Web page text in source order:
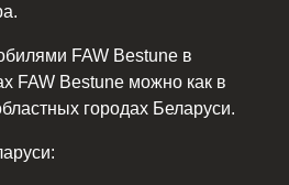
FAW Bestune в
FAW Bestune можно как в
городах Беларуси.